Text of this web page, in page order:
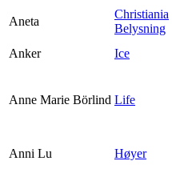
Aneta
Christiania
Belysning
Anker
Ice
Anne Marie Börlind Life
Anni Lu Høyer